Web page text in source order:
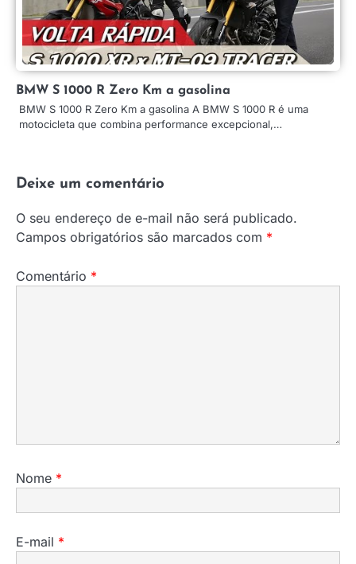
BMW S 1000 R Zero Km a gasolina
BMW S 1000 R Zero Km a gasolina A BMW S 1000 R é uma
motocicleta que combina performance excepcional,…
Deixe um comentário
O seu endereço de e-mail não será publicado.
Campos obrigatórios são marcados com *
Comentário *
Nome *
E-mail *